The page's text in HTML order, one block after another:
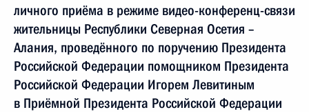
личного приёма в режиме видео-конференц-связи
жительницы Республики Северная Осетия –
Алания, проведённого по поручению Президента
Российской Федерации помощником Президента
Российской Федерации Игорем Левитиным
в Приёмной Президента Российской Федерации